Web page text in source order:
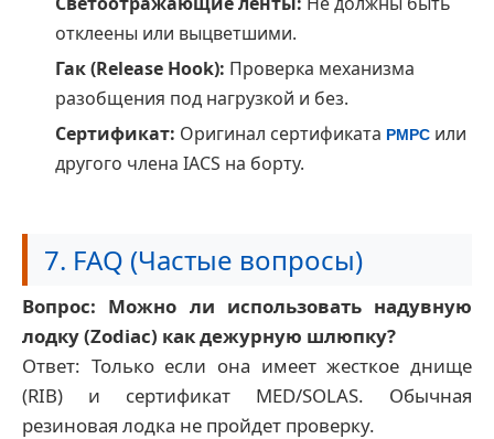
отклеены или выцветшими.
Гак (Release Hook): Проверка механизма
разобщения под нагрузкой и без.
Сертификат: Оригинал сертификата РМРС или
другого члена IACS на борту.
7. FAQ (Частые вопросы)
Вопрос: Можно ли использовать надувную
лодку (Zodiac) как дежурную шлюпку?
Ответ: Только если она имеет жесткое днище
(RIB) и сертификат MED/SOLAS. Обычная
резиновая лодка не пройдет проверку.